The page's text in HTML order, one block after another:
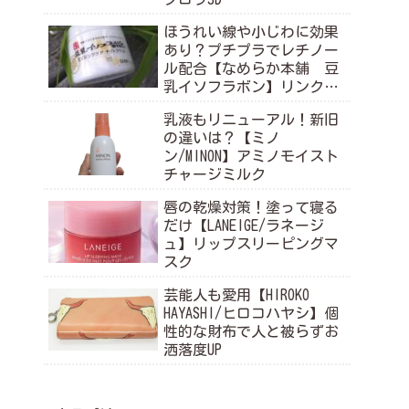
ほうれい線や小じわに効果
あり？プチプラでレチノー
ル配合【なめらか本舗 豆
乳イソフラボン】リンクル
乳液もリニューアル！新旧
の違いは？【ミノ
ン/MINON】アミノモイスト
チャージミルク
唇の乾燥対策！塗って寝る
だけ【LANEIGE/ラネージ
ュ】リップスリーピングマ
スク
芸能人も愛用【HIROKO
HAYASHI/ヒロコハヤシ】個
性的な財布で人と被らずお
洒落度UP